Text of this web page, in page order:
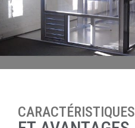
CARACTÉRISTIQUES